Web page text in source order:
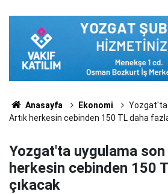
Anasayfa Ekonomi
Yozgat'ta
Artık herkesin cebinden 150 TL daha
Yozgat'ta uygulama son
herkesin cebinden 150
çıkacak